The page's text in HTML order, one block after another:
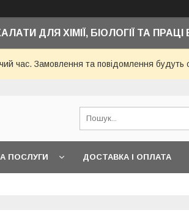
ДЛЯ ХІМІЇ, БІОЛОГІЇ ТА
час. Замовлення та повідомлення
ПОСЛУГИ ДОСТАВКА І ОПЛАТА